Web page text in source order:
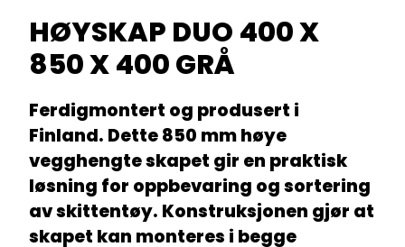
HØYSKAP DUO 400 X
850 X 400 GRÅ
Ferdigmontert og produsert i
Finland. Dette 850 mm høye
vegghengte skapet gir en praktisk
løsning for oppbevaring og sortering
av skittentøy. Konstruksjonen gjør at
skapet kan monteres i begge